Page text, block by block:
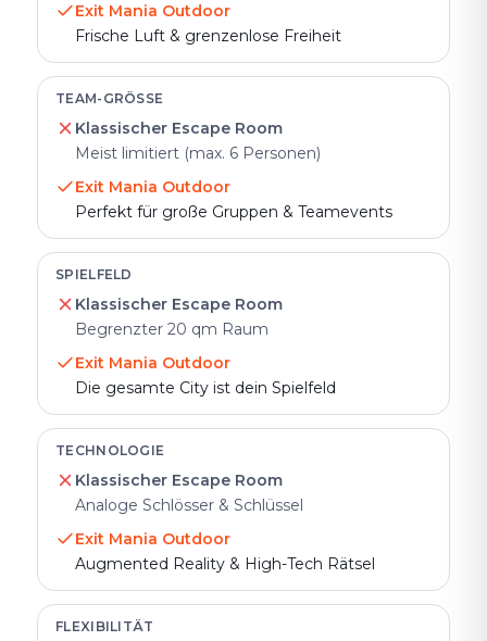
Exit Mania Outdoor
Frische Luft & grenzenlose Freiheit
TEAM-GRÖSSE
Klassischer Escape Room
Meist limitiert (max. 6 Personen)
Exit Mania Outdoor
Perfekt für große Gruppen & Teamevents
SPIELFELD
Klassischer Escape Room
Begrenzter 20 qm Raum
Exit Mania Outdoor
Die gesamte City ist dein Spielfeld
TECHNOLOGIE
Klassischer Escape Room
Analoge Schlösser & Schlüssel
Exit Mania Outdoor
Augmented Reality & High-Tech Rätsel
FLEXIBILITÄT